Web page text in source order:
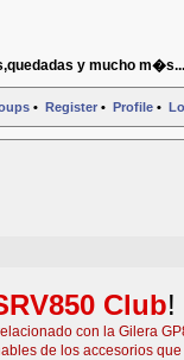
y mucho m�s...
• Register • Profile •
Club!
con la Gilera
de los accesorios